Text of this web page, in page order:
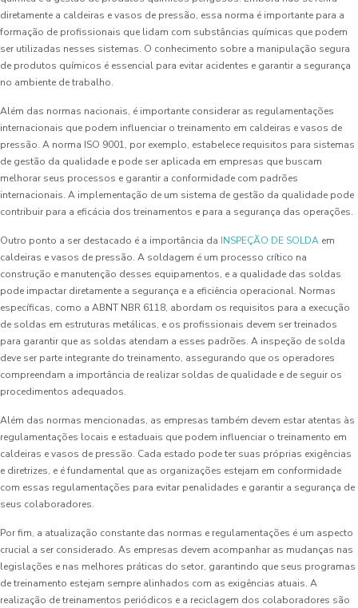
diretamente a caldeiras e vasos de pressão, essa norma é importante para a
formação de profissionais que lidam com substâncias químicas que podem
ser utilizadas nesses sistemas. O conhecimento sobre a manipulação segura
de produtos químicos é essencial para evitar acidentes e garantir a segurança
no ambiente de trabalho.
Além das normas nacionais, é importante considerar as regulamentações
internacionais que podem influenciar o treinamento em caldeiras e vasos de
pressão. A norma ISO 9001, por exemplo, estabelece requisitos para sistemas
de gestão da qualidade e pode ser aplicada em empresas que buscam
melhorar seus processos e garantir a conformidade com padrões
internacionais. A implementação de um sistema de gestão da qualidade pode
contribuir para a eficácia dos treinamentos e para a segurança das operações.
Outro ponto a ser destacado é a importância da INSPEÇÃO DE SOLDA em
caldeiras e vasos de pressão. A soldagem é um processo crítico na
construção e manutenção desses equipamentos, e a qualidade das soldas
pode impactar diretamente a segurança e a eficiência operacional. Normas
específicas, como a ABNT NBR 6118, abordam os requisitos para a execução
de soldas em estruturas metálicas, e os profissionais devem ser treinados
para garantir que as soldas atendam a esses padrões. A inspeção de solda
deve ser parte integrante do treinamento, assegurando que os operadores
compreendam a importância de realizar soldas de qualidade e de seguir os
procedimentos adequados.
Além das normas mencionadas, as empresas também devem estar atentas às
regulamentações locais e estaduais que podem influenciar o treinamento em
caldeiras e vasos de pressão. Cada estado pode ter suas próprias exigências
e diretrizes, e é fundamental que as organizações estejam em conformidade
com essas regulamentações para evitar penalidades e garantir a segurança de
seus colaboradores.
Por fim, a atualização constante das normas e regulamentações é um aspecto
crucial a ser considerado. As empresas devem acompanhar as mudanças nas
legislações e nas melhores práticas do setor, garantindo que seus programas
de treinamento estejam sempre alinhados com as exigências atuais. A
realização de treinamentos periódicos e a reciclagem dos colaboradores são